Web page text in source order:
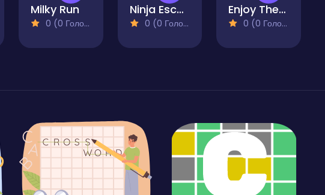
Milky Run
0 (0 Голосів)
Ninja Escape
0 (0 Голосів)
Enjoy The Sunshine
0 (0 Голосів)